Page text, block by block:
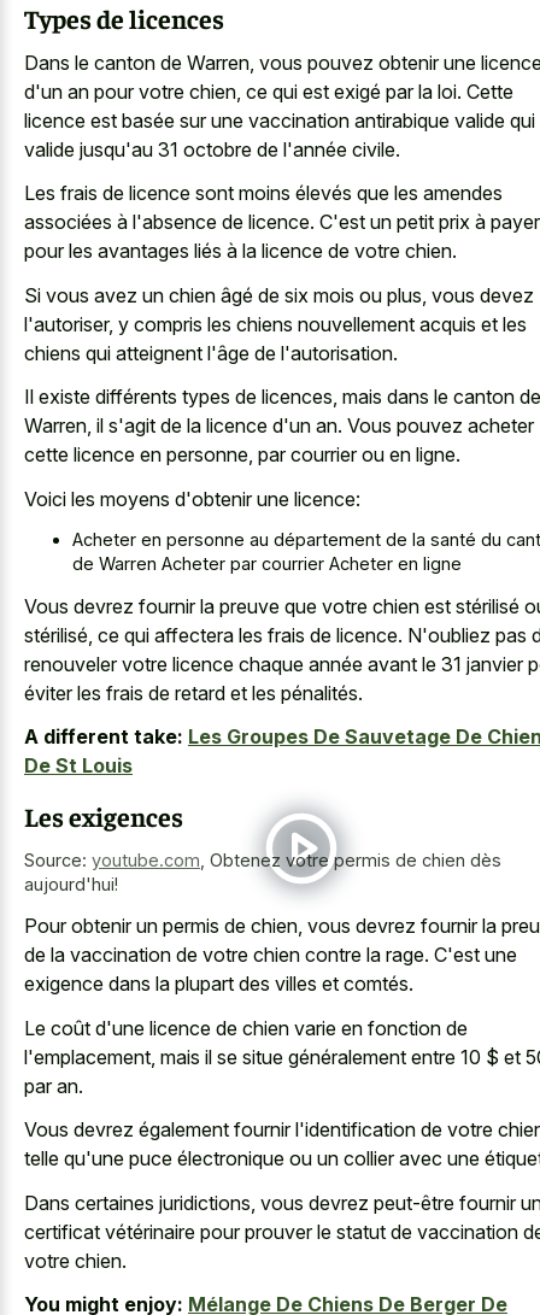
Types de licences
Dans le canton de Warren, vous pouvez obtenir une
d'un an pour votre chien, ce qui est exigé par la loi. Cette
licence est basée sur une vaccination antirabique valide qui
valide jusqu'au 31 octobre de l'année civile.
Les frais de licence sont moins élevés que les amendes
associées à l'absence de licence. C'est un petit prix à payer
pour les avantages liés à la licence de votre chien.
Si vous avez un chien âgé de six mois ou plus, vous devez
l'autoriser, y compris les chiens nouvellement acquis et les
chiens qui atteignent l'âge de l'autorisation.
Il existe différents types de licences, mais dans le canton de
Warren, il s'agit de la licence d'un an. Vous pouvez acheter
cette licence en personne, par courrier ou en ligne.
Voici les moyens d'obtenir une licence:
Acheter en personne au département de la santé du
de Warren Acheter par courrier Acheter en ligne
Vous devrez fournir la preuve que votre chien est stérilisé
stérilisé, ce qui affectera les frais de licence. N'oubliez pas
renouveler votre licence chaque année avant le 31 janvier
éviter les frais de retard et les pénalités.
A different take: Les Groupes De Sauvetage De
De St Louis
Les exigences
Source: youtube.com Obtenez votre permis de chien dès
aujourd'hui!
Pour obtenir un permis de chien, vous devrez fournir la
de la vaccination de votre chien contre la rage. C'est une
exigence dans la plupart des villes et comtés.
Le coût d'une licence de chien varie en fonction de
l'emplacement, mais il se situe généralement entre 10 $ et
par an.
Vous devrez également fournir l'identification de votre
telle qu'une puce électronique ou un collier avec une
Dans certaines juridictions, vous devrez peut-être fournir
certificat vétérinaire pour prouver le statut de vaccination
votre chien.
You might enjoy: Mélange De Chiens De Berger De